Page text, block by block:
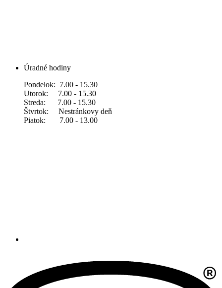
Úradné hodiny
Pondelok: 7.00 - 15.30
Utorok: 7.00 - 15.30
Streda: 7.00 - 15.30
Štvrtok: Nestránkovy deň
Piatok: 7.00 - 13.00